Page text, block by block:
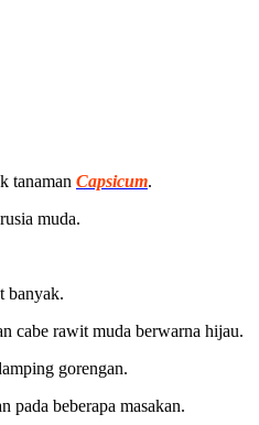
tanaman Capsicum.
muda.
banyak.
cabe rawit muda berwarna hijau.
gorengan.
pada beberapa masakan.